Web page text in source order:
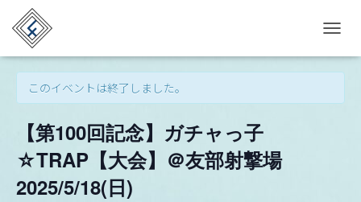
O
G
L
« イベント一覧
このイベントは終了しました。
【第100回記念】ガチャっ子
☆TRAP【大会】＠友部射撃場
2025/5/18(日)